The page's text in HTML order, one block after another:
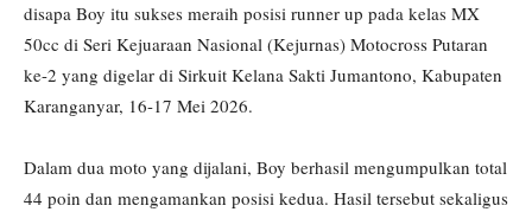
disapa Boy itu sukses meraih posisi runner up pada kelas MX
50cc di Seri Kejuaraan Nasional (Kejurnas) Motocross Putaran
ke-2 yang digelar di Sirkuit Kelana Sakti Jumantono, Kabupaten
Karanganyar, 16-17 Mei 2026.
Dalam dua moto yang dijalani, Boy berhasil mengumpulkan total
44 poin dan mengamankan posisi kedua. Hasil tersebut sekaligus